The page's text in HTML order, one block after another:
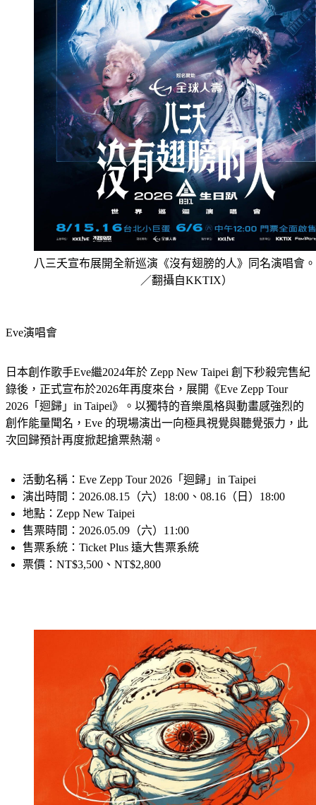
八三夭宣布展開全新巡演《沒有翅膀的人》同名演唱會
日本創作歌手Eve繼2024年於 Zepp New Taipei 創下秒殺完售紀
錄後，正式宣布於2026年再度來台，展開《Eve Zepp Tour
2026「迴歸」in Taipei》。以獨特的音樂風格與動畫感強烈的
創作能量聞名，Eve 的現場演出一向極具視覺與聽覺張力，此
活動名稱：Eve Zepp Tour 2026「迴歸」in Taipei
演出時間：2026.08.15（六）18:00、08.16（日）18:00
地點：Zepp New Taipei
售票時間：2026.05.09（六）11:00
售票系統：Ticket Plus 遠大售票系統